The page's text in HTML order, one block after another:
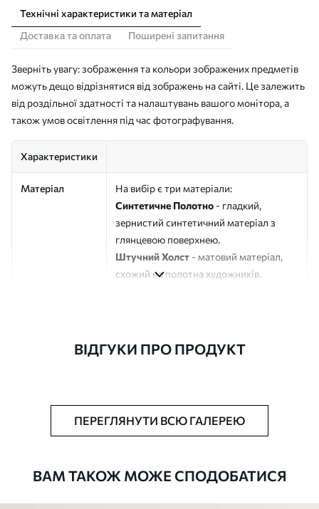
Технічні характеристики та матеріал
Доставка та оплата
Поширені запитання
Зверніть увагу: зображення та кольори зображених предметів
можуть дещо відрізнятися від зображень на сайті. Це залежить
від роздільної здатності та налаштувань вашого монітора, а
також умов освітлення під час фотографування.
Характеристики
Матеріал
На вибір є три матеріали:
Синтетичне Полотно - гладкий,
зернистий синтетичний матеріал з
глянцевою поверхнею.
Штучний Холст - матовий матеріал,
схожий на полотна художників.
Додатково Можна додати лакове покриття.
ВІДГУКИ ПРО ПРОДУКТ
ПЕРЕГЛЯНУТИ ВСЮ ГАЛЕРЕЮ
ВАМ ТАКОЖ МОЖЕ СПОДОБАТИСЯ